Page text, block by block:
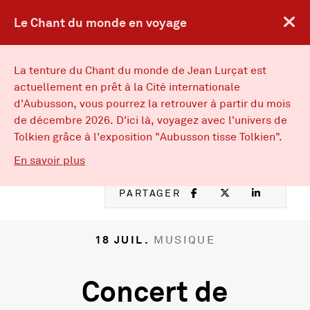
EN ENGLISH VERSION
Musées d’Angers Musées d'Angers :
MENU
ACTIVITÉS
PARTAGER FACEBOOK
, OUVRE UNE
TWITTER
, OUVRE
18 JUIL. MUSIQUE
Concert de
Le Chant du monde en voyage
La tenture du Chant du monde de Jean Lurçat est
actuellement en prêt à la Cité internationale
d'Aubusson, vous pourrez la retrouver à partir du mois
de décembre 2026. D'ici là, voyagez avec l'univers de
Tolkien grâce à l'exposition "Aubusson tisse Tolkien".
En savoir plussur Le Chant du monde en voyage